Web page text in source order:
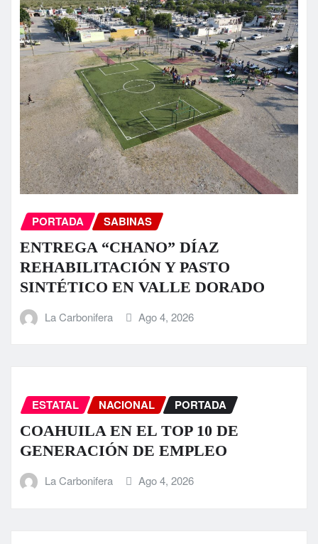
PORTADA SABINAS
ENTREGA “CHANO” DÍAZ
REHABILITACIÓN Y PASTO
SINTÉTICO EN VALLE DORADO
La Carbonifera Ago 4, 2026
ESTATAL NACIONAL PORTADA
COAHUILA EN EL TOP 10 DE
GENERACIÓN DE EMPLEO
La Carbonifera Ago 4, 2026